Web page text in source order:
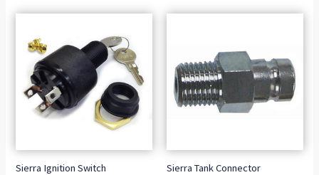
Sierra Ignition Switch Sierra Tank Connector